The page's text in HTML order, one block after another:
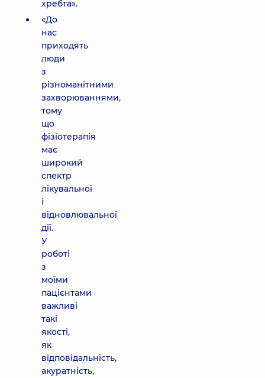
хребта».
«До
нас
приходять
люди
з
різноманітними
захворюваннями,
тому
що
фізіотерапія
має
широкий
спектр
лікувальної
і
відновлювальної
дії.
У
роботі
з
моїми
пацієнтами
важливі
такі
якості,
як
відповідальність,
акуратність,